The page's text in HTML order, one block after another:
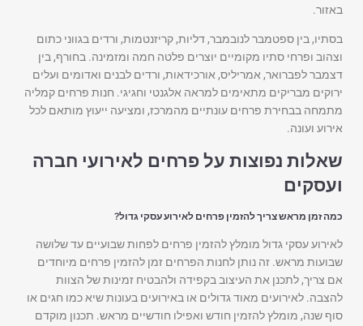
באזור.
בסתיו, בין ספטמבר לנובמבר, דליות, קריזנטמות, ורדים בגווני כתום
וצהוב ופרחי סתיו מקומיים יוצרים פלטה חמה ומזמינה. בחורף, בין
דצמבר לפברואר, אמריליס, אורכידאות, ורדים לבנים ואדומים ועלים
ירוקים מבריקים מתאימים למראה אלגנטי וחגיגי. חנות פרחים קמליה
מתמחה בבחירת פרחים עונתיים מהמרכז, ומציעה ייעוץ מותאם לכל
אירוע ועונה.
שאלות נפוצות על פרחים לאירועי חברה
ועסקים
כמה זמן מראש צריך להזמין פרחים לאירוע עסקי גדול?
לאירוע עסקי גדול מומלץ להזמין פרחים לפחות שבועיים עד שלושה
שבועות מראש. זה נותן לחנות הפרחים זמן להזמין פרחים מיוחדים
אם צריך, לתכנן את העיצוב בקפידה ולהבטיח זמינות של הצוות
להצבה. לאירועים מאוד גדולים או באירועים בעונות שיא כמו חגים או
סוף שנה, מומלץ להזמין חודש ואפילו חודשיים מראש. תכנון מוקדם